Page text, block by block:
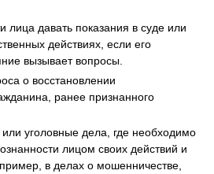
лица давать показания в суде или
действиях, если его
вызывает вопросы.
о восстановлении
ранее признанного
уголовные дела, где необходимо
лицом своих действий и
в делах о мошенничестве,